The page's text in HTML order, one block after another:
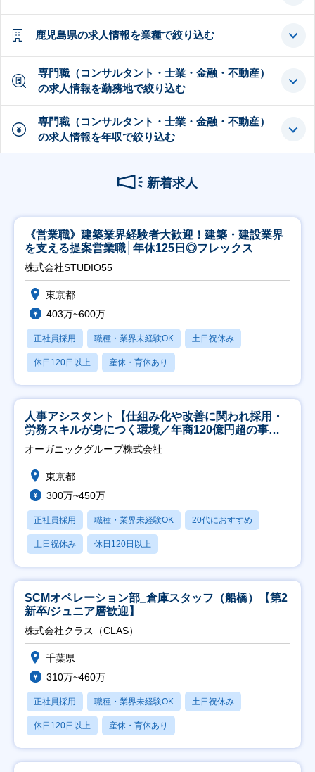
鹿児島県の求人情報を業種で絞り込む
専門職（コンサルタント・士業・金融・不動産）
の求人情報を勤務地で絞り込む
専門職（コンサルタント・士業・金融・不動産）
の求人情報を年収で絞り込む
新着求人
《営業職》建築業界経験者大歓迎！建築・建設業界
を支える提案営業職│年休125日◎フレックス
株式会社STUDIO55
東京都
403万~600万
正社員採用 職種・業界未経験OK 土日祝休み
休日120日以上 産休・育休あり
人事アシスタント【仕組み化や改善に関われ採用・
労務スキルが身につく環境／年商120億円超の事業
会社】
オーガニックグループ株式会社
東京都
300万~450万
正社員採用 職種・業界未経験OK 20代におすすめ
土日祝休み 休日120日以上
SCMオペレーション部_倉庫スタッフ（船橋）【第2
新卒/ジュニア層歓迎】
株式会社クラス（CLAS）
千葉県
310万~460万
正社員採用 職種・業界未経験OK 土日祝休み
休日120日以上 産休・育休あり